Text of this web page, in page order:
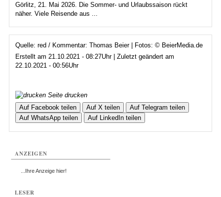
Görlitz, 21. Mai 2026. Die Sommer- und Urlaubssaison rückt
näher. Viele Reisende aus ...
Quelle: red / Kommentar: Thomas Beier | Fotos: © BeierMedia.de
Erstellt am 21.10.2021 - 08:27Uhr | Zuletzt geändert am
22.10.2021 - 00:56Uhr
Seite drucken
Auf Facebook teilen
Auf X teilen
Auf Telegram teilen
Auf WhatsApp teilen
Auf LinkedIn teilen
ANZEIGEN
...Ihre Anzeige hier!
LESER